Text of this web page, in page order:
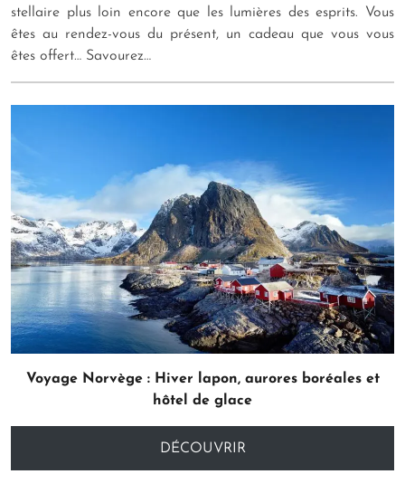
stellaire plus loin encore que les lumières des esprits. Vous
êtes au rendez-vous du présent, un cadeau que vous vous
êtes offert… Savourez…
Voyage Norvège : Hiver lapon, aurores boréales et
hôtel de glace
DÉCOUVRIR